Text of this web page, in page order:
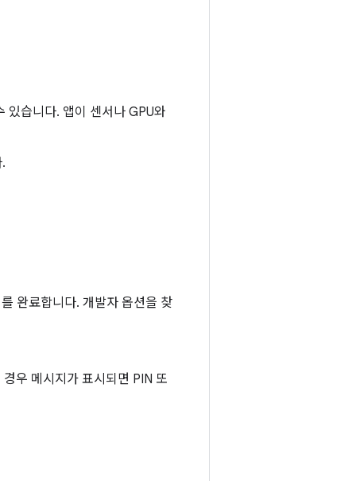
있습니다. 앱이 센서나 GPU와
완료합니다. 개발자 옵션을 찾
우 메시지가 표시되면 PIN 또